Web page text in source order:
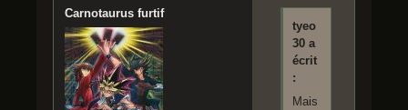
Carnotaurus furtif
tyeo
30 a
écrit
:
Mais